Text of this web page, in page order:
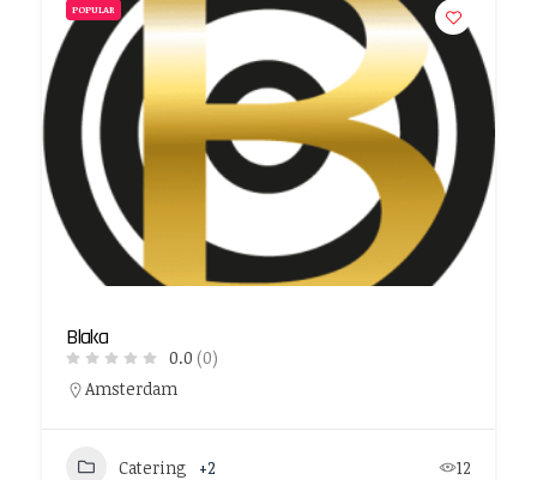
POPULAR
Blaka
0.0 (0)
Amsterdam
Catering +2 12